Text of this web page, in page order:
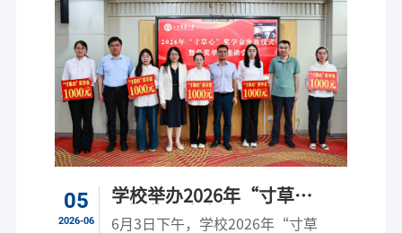
05
2026-06
学校举办2026年“寸草
心”奖学金发放仪式
6月3日下午，学校2026年“寸草